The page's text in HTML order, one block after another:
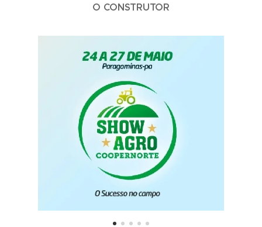
O CONSTRUTOR